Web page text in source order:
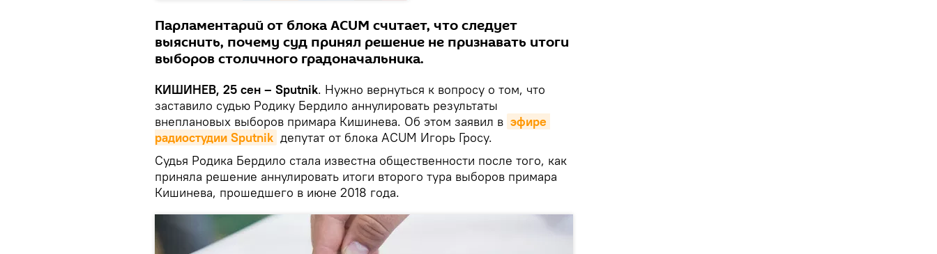
Парламентарий от блока ACUM считает, что следует
выяснить, почему суд принял решение не признавать итоги
выборов столичного градоначальника.
КИШИНЕВ, 25 сен – Sputnik. Нужно вернуться к вопросу о том, что
заставило судью Родику Бердило аннулировать результаты
внеплановых выборов примара Кишинева. Об этом заявил в эфире
радиостудии Sputnik депутат от блока ACUM Игорь Гросу.
Судья Родика Бердило стала известна общественности после того, как
приняла решение аннулировать итоги второго тура выборов примара
Кишинева, прошедшего в июне 2018 года.